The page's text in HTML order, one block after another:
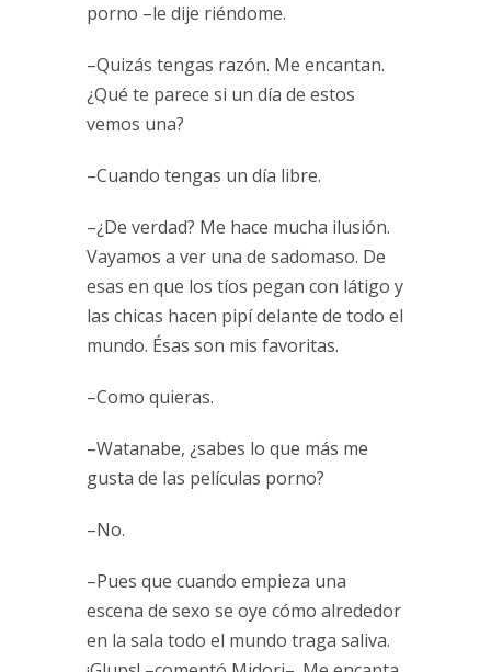
porno –le dije riéndome.
–Quizás tengas razón. Me encantan.
¿Qué te parece si un día de estos
vemos una?
–Cuando tengas un día libre.
–¿De verdad? Me hace mucha ilusión.
Vayamos a ver una de sadomaso. De
esas en que los tíos pegan con látigo y
las chicas hacen pipí delante de todo el
mundo. Ésas son mis favoritas.
–Como quieras.
–Watanabe, ¿sabes lo que más me
gusta de las películas porno?
–No.
–Pues que cuando empieza una
escena de sexo se oye cómo alrededor
en la sala todo el mundo traga saliva.